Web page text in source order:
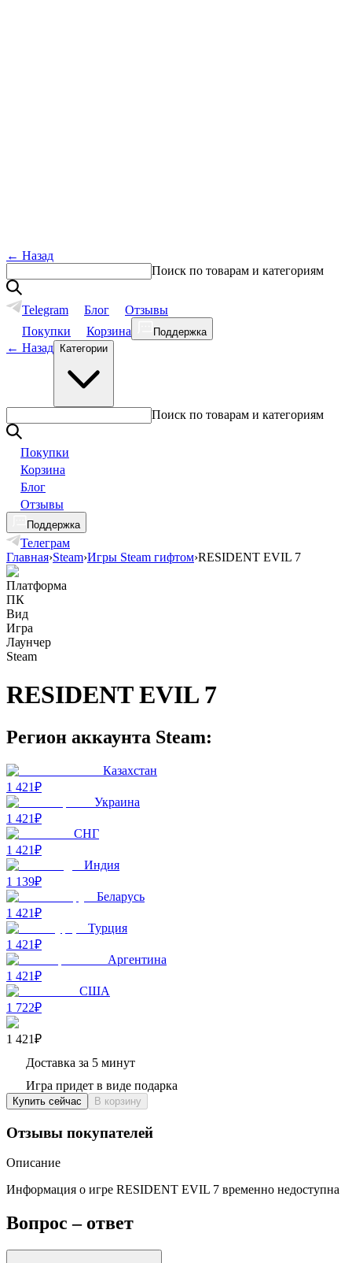
← Назад
Поиск по товарам и категориям
Telegram Блог
Отзывы
Покупки
Корзина Поддержка
← Назад Категории
Поиск по товарам и категориям
Покупки
Корзина
Блог
Отзывы
Поддержка
Телеграм
Главная›Steam›Игры Steam гифтом›RESIDENT EVIL 7
Платформа
ПК
Вид
Игра
Лаунчер
Steam
RESIDENT EVIL 7
Регион аккаунта Steam:
Казахстан
1 421₽
Украина
1 421₽
СНГ
1 421₽
Индия
1 139₽
Беларусь
1 421₽
Турция
1 421₽
Аргентина
1 421₽
США
1 722₽
1 421₽
Доставка за 5 минут
Игра придет в виде подарка
Купить сейчас В корзину
Отзывы покупателей
Описание
Информация о игре RESIDENT EVIL 7 временно недоступна
Вопрос – ответ